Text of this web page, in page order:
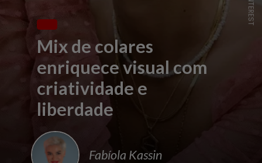
Mix de colares
enriquece visual com
criatividade e
liberdade
Fabíola Kassin